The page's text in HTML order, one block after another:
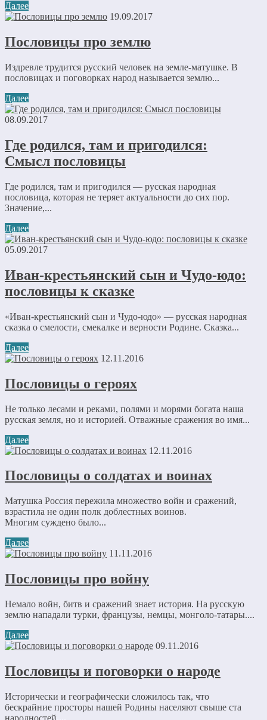
Далее
19.09.2017
Пословицы про землю
Издревле трудится русский человек на земле-матушке. В
пословицах и поговорках народ называется землю...
Далее
08.09.2017
Где родился, там и пригодился:
Смысл пословицы
Где родился, там и пригодился — русская народная
пословица, которая не теряет актуальности до сих пор.
Значение,...
Далее
05.09.2017
Иван-крестьянский сын и Чудо-юдо:
пословицы к сказке
«Иван-крестьянский сын и Чудо-юдо» — русская народная
сказка о смелости, смекалке и верности Родине. Сказка...
Далее
12.11.2016
Пословицы о героях
Не только лесами и реками, полями и морями богата наша
русская земля, но и историей. Отважные сражения во имя...
Далее
12.11.2016
Пословицы о солдатах и воинах
Матушка Россия пережила множество войн и сражений,
взрастила не один полк доблестных воинов.
Многим суждено было...
Далее
11.11.2016
Пословицы про войну
Немало войн, битв и сражений знает история. На русскую
землю нападали турки, французы, немцы, монголо-татары....
Далее
09.11.2016
Пословицы и поговорки о народе
Исторически и географически сложилось так, что
бескрайние просторы нашей Родины населяют свыше ста
народностей....